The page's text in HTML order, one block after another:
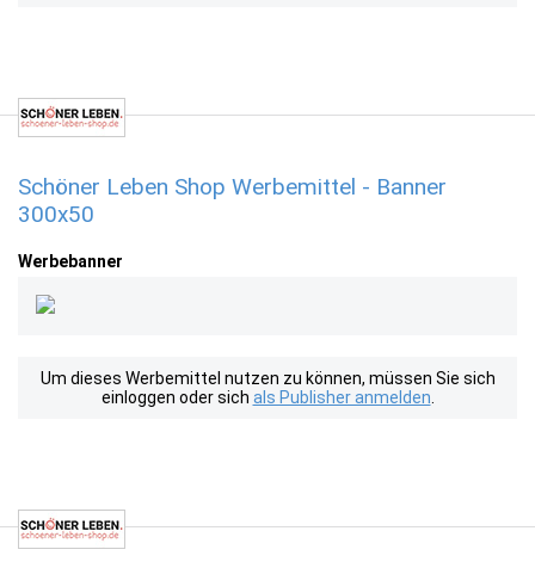
Schöner Leben Shop Werbemittel - Banner
300x50
Werbebanner
Um dieses Werbemittel nutzen zu können, müssen Sie sich
einloggen oder sich als Publisher anmelden